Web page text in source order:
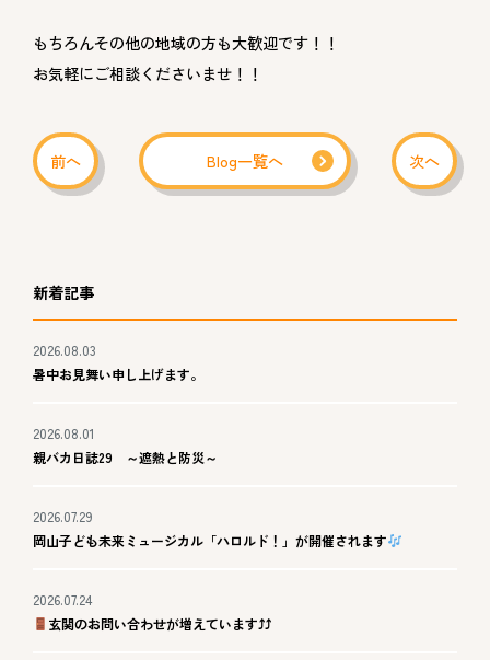
もちろんその他の地域の方も大歓迎です！！
お気軽にご相談くださいませ！！
前へ 次へ
Blog一覧へ
新着記事
2026.08.03
暑中お見舞い申し上げます。
2026.08.01
親バカ日誌29 ～遮熱と防災～
2026.07.29
岡山子ども未来ミュージカル「ハロルド！」が開催されます
2026.07.24
玄関のお問い合わせが増えています⤴⤴